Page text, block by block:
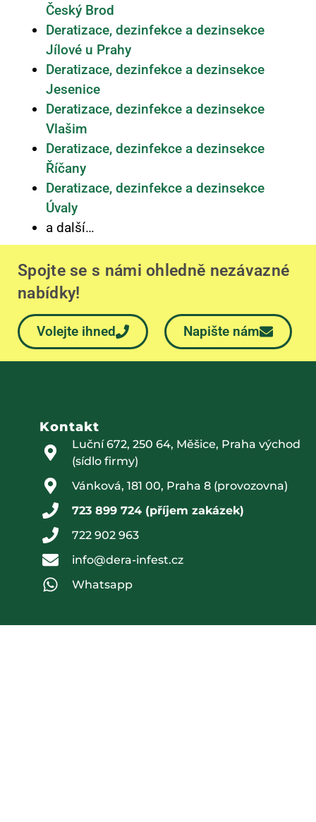
Český Brod
Deratizace, dezinfekce a dezinsekce
Jílové u Prahy
Deratizace, dezinfekce a dezinsekce
Jesenice
Deratizace, dezinfekce a dezinsekce
Vlašim
Deratizace, dezinfekce a dezinsekce
Říčany
Deratizace, dezinfekce a dezinsekce
Úvaly
a další…
Spojte se s námi ohledně nezávazné
nabídky!
Volejte ihned Napište nám
Kontakt
Luční 672, 250 64, Měšice, Praha východ
(sídlo firmy)
Vánková, 181 00, Praha 8 (provozovna)
723 899 724 (příjem zakázek)
722 902 963
info@dera-infest.cz
Whatsapp